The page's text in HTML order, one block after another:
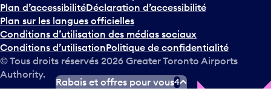
Plan d’accessibilitéDéclaration d’accessibilité
Plan sur les langues officielles
Conditions d’utilisation des médias sociaux
Conditions d’utilisationPolitique de confidentialité
© Tous droits réservés 2026 Greater Toronto Airports
Authority.
Rabais et offres pour vous4